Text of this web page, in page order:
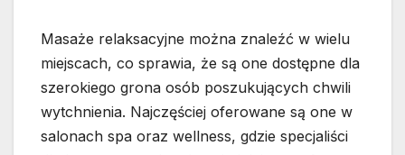
Masaże relaksacyjne można znaleźć w wielu
miejscach, co sprawia, że są one dostępne dla
szerokiego grona osób poszukujących chwili
wytchnienia. Najczęściej oferowane są one w
salonach spa oraz wellness, gdzie specjaliści